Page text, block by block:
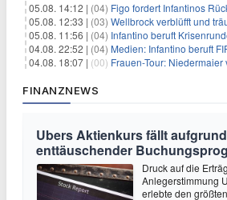
05.08. 14:12 | (04) Figo fordert Infantinos
05.08. 12:33 | (03) Wellbrock verblüfft und
05.08. 11:56 | (04) Infantino beruft Krisenrunde ein
04.08. 22:52 | (04) Medien: Infantino beruft FIFA-
04.08. 18:07 | (00) Frauen-Tour: Niedermaier
FINANZNEWS
Ubers Aktienkurs fällt aufgrund
enttäuschender
Druck auf die
Anlegerstimmung
erlebte den